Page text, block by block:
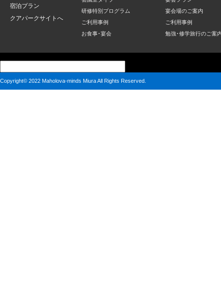
宿泊プラン
クアパークサイトへ
研修特別プログラム
ご利用事例
お食事･宴会
宴会場のご案内
ご利用事例
勉強･修学旅行のご案
Copyright© 2022 Maholova-minds Miura All Rights Reserved.